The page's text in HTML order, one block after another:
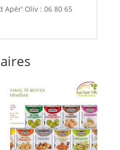
Apér' Oliv : 06 80 65